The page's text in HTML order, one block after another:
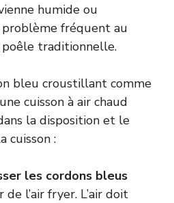
humide ou
fréquent au
poêle traditionnelle.
bleu croustillant comme
cuisson à air chaud
la disposition et le
cuisson :
les cordons bleus
de l’air fryer. L’air doit